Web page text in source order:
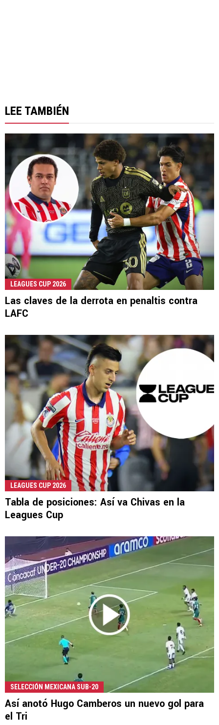
LEE TAMBIÉN
LEAGUES CUP 2026
Las claves de la derrota en penaltis contra
LAFC
LEAGUES CUP 2026
Tabla de posiciones: Así va Chivas en la
Leagues Cup
SELECCIÓN MEXICANA SUB-20
Así anotó Hugo Camberos un nuevo gol para
el Tri